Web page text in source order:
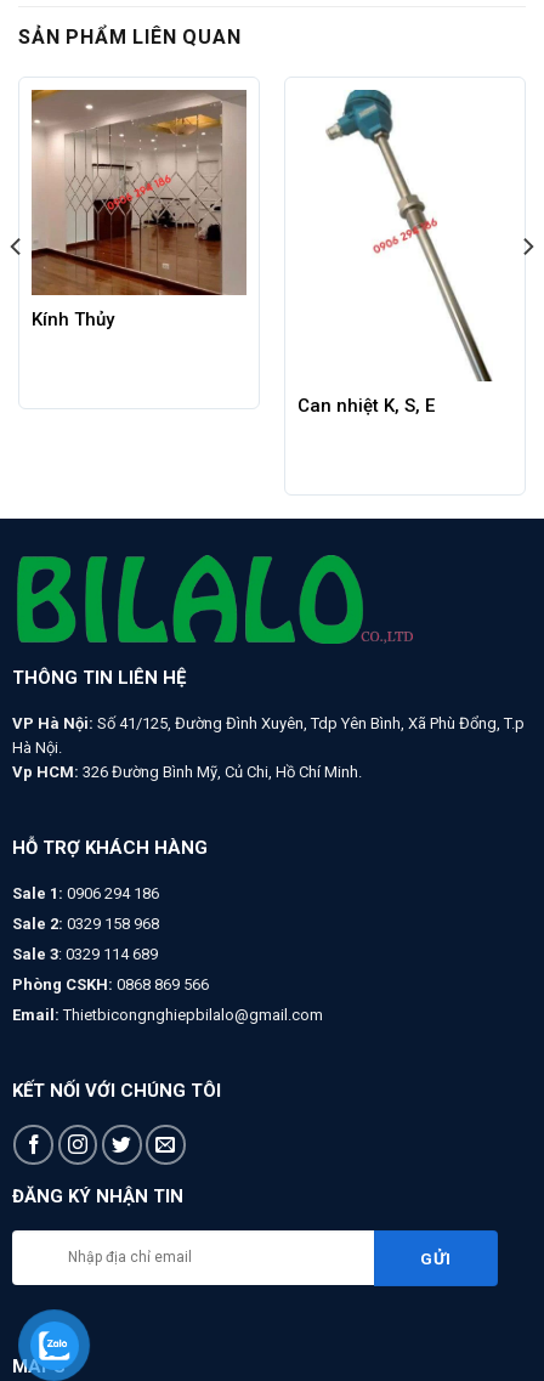
SẢN PHẨM LIÊN QUAN
Kính Thủy
Can nhiệt K, S, E
THÔNG TIN LIÊN HỆ
VP Hà Nội: Số 41/125, Đường Đình Xuyên, Tdp Yên Bình, Xã Phù Đổng, T.p
Hà Nội.
Vp HCM: 326 Đường Bình Mỹ, Củ Chi, Hồ Chí Minh.
HỖ TRỢ KHÁCH HÀNG
Sale 1: 0906 294 186
Sale 2: 0329 158 968
Sale 3: 0329 114 689
Phòng CSKH: 0868 869 566
Email: Thietbicongnghiepbilalo@gmail.com
KẾT NỐI VỚI CHÚNG TÔI
ĐĂNG KÝ NHẬN TIN
MAPS